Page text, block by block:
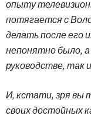
опыту
потягается с
делать после его
непонятно было, а
руководстве, так
И, кстати, зря вы
своих достойных